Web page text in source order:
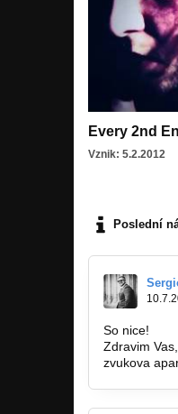
Every 2nd
Vznik: 5.2.2012
Poslední
So nice!
Zdravim
zvukova